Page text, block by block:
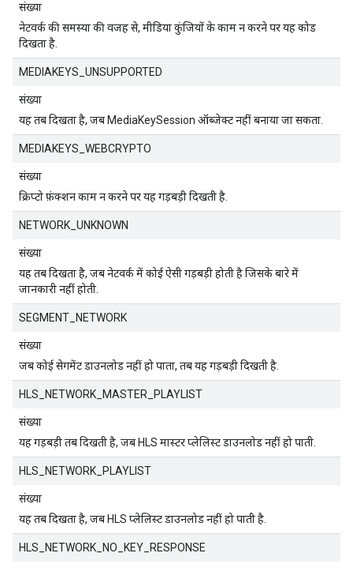
संख्या
नेटवर्क की समस्या की वजह से, मीडिया कुंजियों के काम न करने पर यह कोड
दिखता है.
MEDIAKEYS_UNSUPPORTED
संख्या
यह तब दिखता है, जब MediaKeySession ऑब्जेक्ट नहीं बनाया जा सकता.
MEDIAKEYS_WEBCRYPTO
संख्या
क्रिप्टो फ़ंक्शन काम न करने पर यह गड़बड़ी दिखती है.
NETWORK_UNKNOWN
संख्या
यह तब दिखता है, जब नेटवर्क में कोई ऐसी गड़बड़ी होती है जिसके बारे में
जानकारी नहीं होती.
SEGMENT_NETWORK
संख्या
जब कोई सेगमेंट डाउनलोड नहीं हो पाता, तब यह गड़बड़ी दिखती है.
HLS_NETWORK_MASTER_PLAYLIST
संख्या
यह गड़बड़ी तब दिखती है, जब HLS मास्टर प्लेलिस्ट डाउनलोड नहीं हो पाती.
HLS_NETWORK_PLAYLIST
संख्या
यह तब दिखता है, जब HLS प्लेलिस्ट डाउनलोड नहीं हो पाती है.
HLS_NETWORK_NO_KEY_RESPONSE